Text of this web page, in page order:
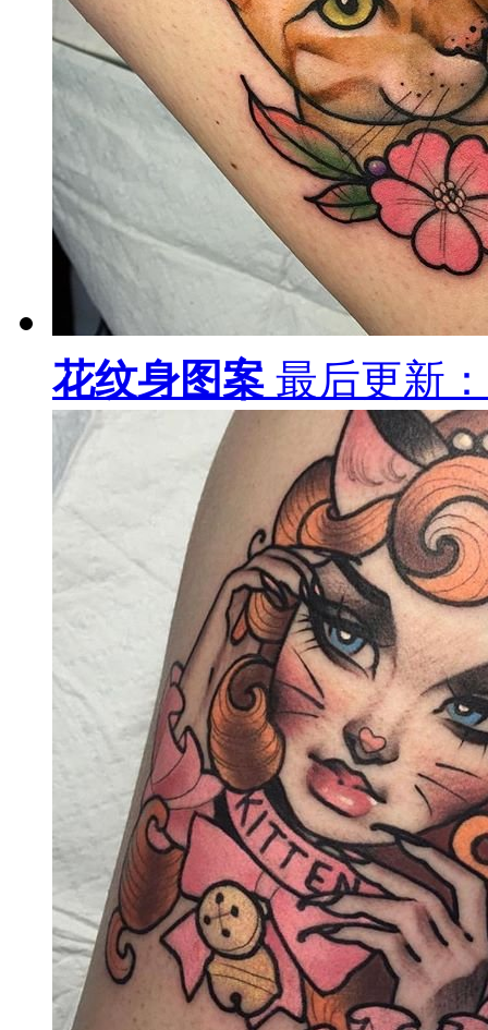
纹身图案 最后更新：